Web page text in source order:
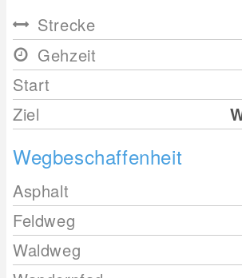
Strecke
Gehzeit
Start
Ziel
Wegbeschaffenheit
Asphalt
Feldweg
Waldweg